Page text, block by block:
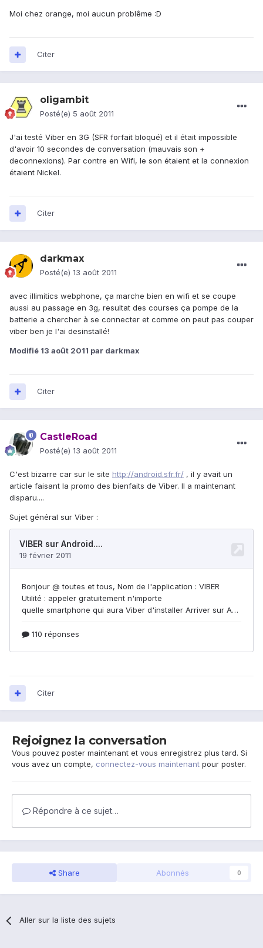
Moi chez orange, moi aucun problême :D
Citer
oligambit
Posté(e) 5 août 2011
J'ai testé Viber en 3G (SFR forfait bloqué) et il était impossible
d'avoir 10 secondes de conversation (mauvais son +
deconnexions). Par contre en Wifi, le son étaient et la connexion
étaient Nickel.
Citer
darkmax
Posté(e) 13 août 2011
avec illimitics webphone, ça marche bien en wifi et se coupe
aussi au passage en 3g, resultat des courses ça pompe de la
batterie a chercher à se connecter et comme on peut pas couper
viber ben je l'ai desinstallé!
Modifié 13 août 2011 par darkmax
Citer
CastleRoad
Posté(e) 13 août 2011
C'est bizarre car sur le site http://android.sfr.fr/ , il y avait un
article faisant la promo des bienfaits de Viber. Il a maintenant
disparu....
Sujet général sur Viber :
Citer
Rejoignez la conversation
Vous pouvez poster maintenant et vous enregistrez plus tard. Si
vous avez un compte, connectez-vous maintenant pour poster.
Répondre à ce sujet…
Share Abonnés 0
Aller sur la liste des sujets